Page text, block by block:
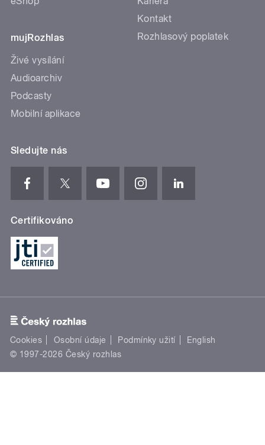
mujRozhlas
Živé vysílání
Audioarchiv
Podcasty
Mobilní aplikace
Kontakt
Rozhlasový poplatek
Sledujte nás
Certifikováno
Cookies Osobní údaje Podmínky užití
English
© 1997-2026 Český rozhlas